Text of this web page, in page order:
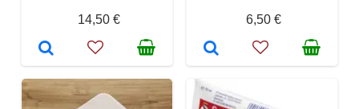
14,50 €
6,50 €